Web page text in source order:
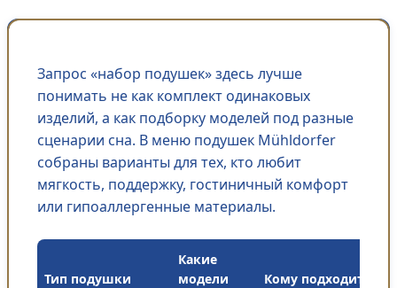
Запрос «набор подушек» здесь лучше
понимать не как комплект одинаковых
изделий, а как подборку моделей под разные
сценарии сна. В меню подушек Mühldorfer
собраны варианты для тех, кто любит
мягкость, поддержку, гостиничный комфорт
или гипоаллергенные материалы.
Тип подушки
Какие
модели
Кому подходит